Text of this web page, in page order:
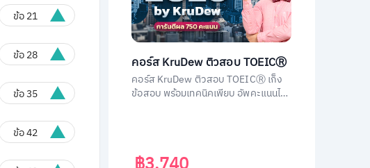
ข้อ 21
ข้อ 28
ข้อ 35
ข้อ 42
คอร์ส KruDew ติวสอบ TOEICⓇ
คอร์ส KruDew ติวสอบ TOEICⓇ เก็ง
ข้อสอบ พร้อมเทคนิคเพียบ อัพคะแนนได้